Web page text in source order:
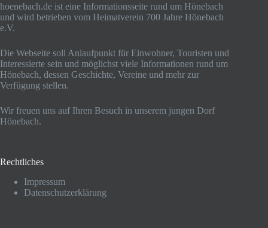
hoenebach.de ist eine Informationsseite rund um Hönebach
und wird betrieben vom Heimatverein 700 Jahre Hönebach
e.V.
Die Webseite soll Anlaufpunkt für Einwohner, Touristen und
Interessierte sein und möglichst viele Informationen rund um
Hönebach, dessen Geschichte, Vereine und mehr zur
Verfügung stellen.
Wir freuen uns auf Ihren Besuch in unserem jungen Dorf
Hönebach.
Rechtliches
Impressum
Datenschutzerklärung